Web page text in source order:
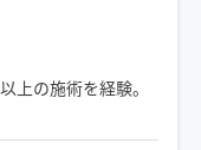
上の施術を経験。
施術で「また受け